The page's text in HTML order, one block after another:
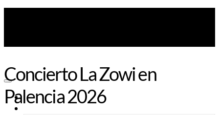
Noticias
Concierto La Zowi en
Palencia 2026